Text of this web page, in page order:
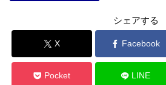
シェアする
X Facebook
Pocket LINE